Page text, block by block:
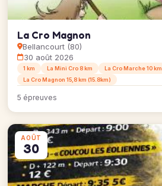
La Cro Magnon
Bellancourt (80)
30 août 2026
1 km La Mini Cro 8 km La Cro Marche 10 km
La Cro Magnon 15,8 km (15.8km)
5 épreuves
AOÛT
30